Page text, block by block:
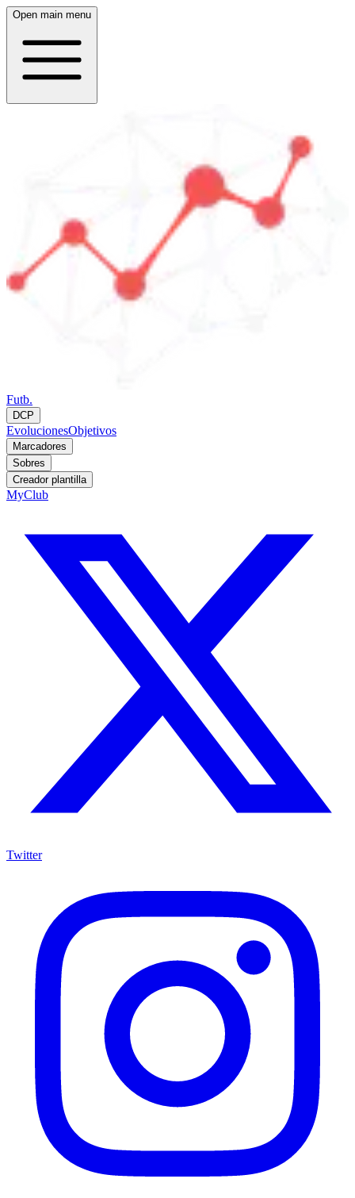
Open main menu
Futb.
DCP
EvolucionesObjetivos
Marcadores
Sobres
Creador plantilla
MyClub
Twitter